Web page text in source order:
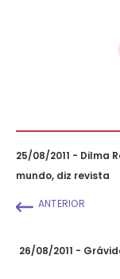
25/08/2011 - Dilma
mundo, diz revista
ANTERIOR
26/08/2011 -